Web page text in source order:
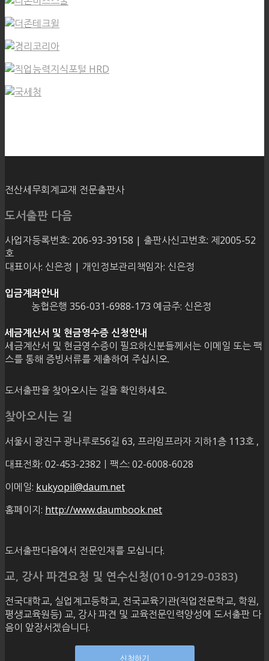
전산세무회계교재 전문출판사
도서출판 다음
사업자등록번호: 206-93-39158 | 출판사신고번호: 제2005-52
호
대표이사: 신은정 | 개인정보관리책임자: 신은정
입금계좌안내
농협은행 356-031-6988-173 예금주: 신은정
세금계산서 및 현금영수증 신청안내
세금계산서 및 현금영수증이 필요하신분들께서는 이메일 또는 팩
스를 통해 증빙서류를 제출하여 주십시오.
도서출판을 찾아오시는 길을 확인하세요.
찾아오시는 길
서울시 광진구 광나루로56길 63, 프라임프라자 지하1층 113호 ,
대표전화: 02-453-2382ㅣ팩스: 02-6008-6028
이메일: kukyopil@daum.net
홈페이지: http://www.daumbook.net
도서출판다음에서 전문인재를 모십니다.
교, 강사 파견요청 및 연수신청(010-9129-0383)
전국대학교, 실업계고등학교, 전국교육기관(직업전문학교, 학원,
평생교육원등) 교, 강사 파견 및 교육전문인력양성에 도서출판 다
음이 앞장서겠습니다.
신청하기